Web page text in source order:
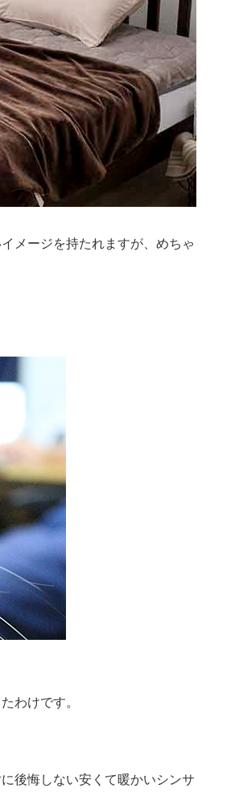
メージを持たれますが、めちゃ
わけです。
後悔しない安くて暖かいシンサ